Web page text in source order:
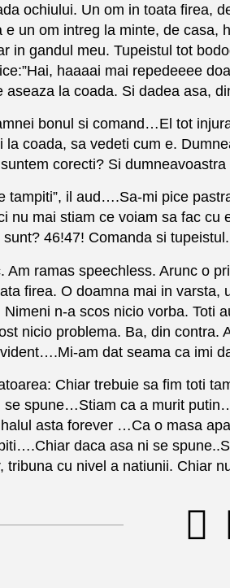
ochiului. Un om in toata firea,
e un om intreg la minte, de
in gandul meu. Tupeistul tot
haaaai mai repedeeee
aseaza la coada. Si dadea asa,
bonul si comand…El tot
la coada, sa vedeti cum e.
corecti? Si
tampiti”, il aud….Sa-mi pice
nu mai stiam ce voiam sa fac cu
46!47! Comanda si
Am ramas speechless. Arunc o
firea. O doamna mai in
n-a scos nicio vorba. Toti
nicio problema. Ba, din
am dat seama ca imi
Chiar trebuie sa fim toti
se spune…Stiam ca a murit
asta forever …Ca o masa
daca asa ni se
cu nivel a natiunii. Chiar